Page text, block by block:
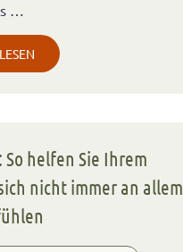
…
helfen Sie Ihrem
nicht immer an allem